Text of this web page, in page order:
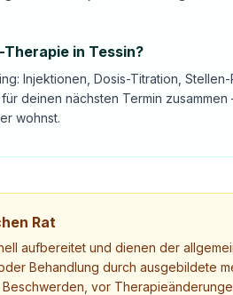
in Tessin?
Injektionen, Dosis-Titration,
deinen nächsten Termin
wohnst.
Rat
aufbereitet und dienen der
Behandlung durch ausgebildete
vor